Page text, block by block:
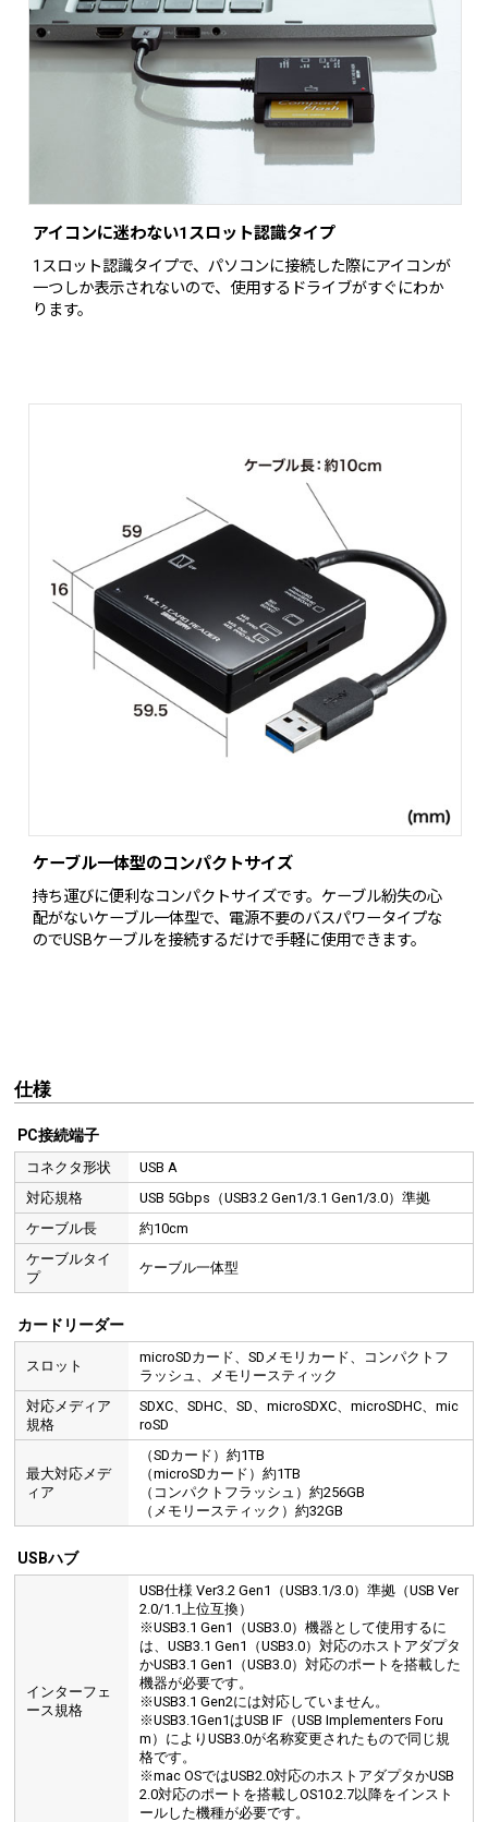
アイコンに迷わない1スロット認識タイプ
1スロット認識タイプで、パソコンに接続した際にアイコンが
一つしか表示されないので、使用するドライブがすぐにわか
ります。
ケーブル一体型のコンパクトサイズ
持ち運びに便利なコンパクトサイズです。ケーブル紛失の心
配がないケーブル一体型で、電源不要のバスパワータイプな
のでUSBケーブルを接続するだけで手軽に使用できます。
仕様
PC接続端子
コネクタ形状
USB A
対応規格
USB 5Gbps（USB3.2 Gen1/3.1 Gen1/3.0）準拠
ケーブル長
約10cm
ケーブルタイ
プ
ケーブル一体型
カードリーダー
スロット
microSDカード、SDメモリカード、コンパクトフ
ラッシュ、メモリースティック
対応メディア
規格
SDXC、SDHC、SD、microSDXC、microSDHC、mic
roSD
最大対応メデ
ィア
（SDカード）約1TB
（microSDカード）約1TB
（コンパクトフラッシュ）約256GB
（メモリースティック）約32GB
USBハブ
インターフェ
ース規格
USB仕様 Ver3.2 Gen1（USB3.1/3.0）準拠（USB Ver
2.0/1.1上位互換）
※USB3.1 Gen1（USB3.0）機器として使用するに
は、USB3.1 Gen1（USB3.0）対応のホストアダプタ
かUSB3.1 Gen1（USB3.0）対応のポートを搭載した
機器が必要です。
※USB3.1 Gen2には対応していません。
※USB3.1Gen1はUSB IF（USB Implementers Foru
m）によりUSB3.0が名称変更されたもので同じ規
格です。
※mac OSではUSB2.0対応のホストアダプタかUSB
2.0対応のポートを搭載しOS10.2.7以降をインスト
ールした機種が必要です。